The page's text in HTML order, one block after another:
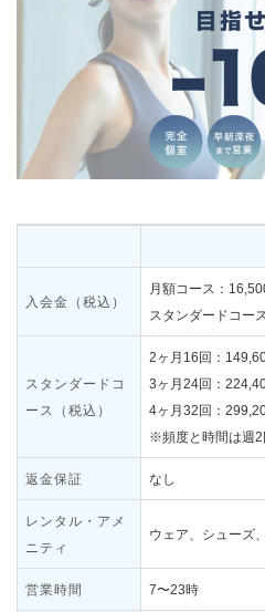
入会金（税込）
月額コース：
スタンダードコー
スタンダードコ
ース（税込）
2ヶ月16回：
3ヶ月24回：
4ヶ月32回：
※頻度と時間は週
返金保証 なし
レンタル・アメ
ニティ
ウェア、シューズ
営業時間 7〜23時